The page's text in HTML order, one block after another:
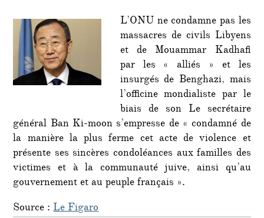
L’ONU ne condamne pas les
massacres de civils Libyens
et de Mouammar Kadhafi
par les « alliés » et les
insurgés de Benghazi, mais
l’officine mondialiste par le
biais de son Le secrétaire
général Ban Ki-moon s’empresse de « condamné de
la manière la plus ferme cet acte de violence et
présente ses sincères condoléances aux familles des
victimes et à la communauté juive, ainsi qu’au
gouvernement et au peuple français ».
Source :Le Figaro